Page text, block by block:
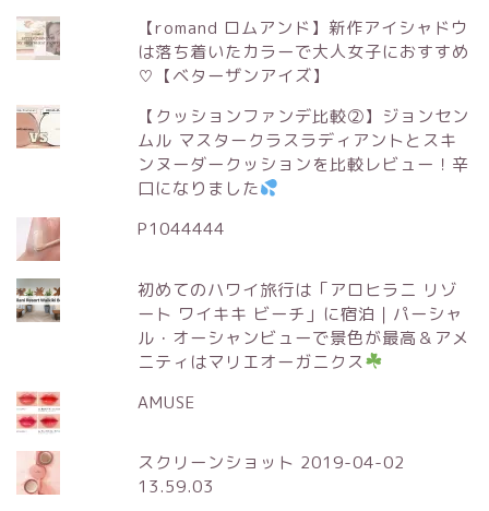
【romand ロムアンド】新作アイシャドウ
は落ち着いたカラーで大人女子におすすめ
♡【ベターザンアイズ】
【クッションファンデ比較②】ジョンセン
ムル マスタークラスラディアントとスキ
ンヌーダークッションを比較レビュー！辛
口になりました
P1044444
初めてのハワイ旅行は「アロヒラニ リゾ
ート ワイキキ ビーチ」に宿泊｜パーシャ
ル・オーシャンビューで景色が最高＆アメ
ニティはマリエオーガニクス
AMUSE
スクリーンショット 2019-04-02
13.59.03